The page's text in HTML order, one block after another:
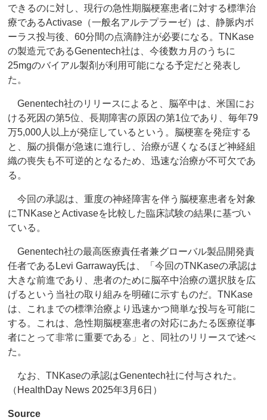
できるのに対し、現行の急性期脳梗塞患者に対する標準治
療であるActivase（一般名アルテプラーゼ）は、静脈内ボ
ーラス投与後、60分間の点滴静注が必要になる。TNKase
の製造元であるGenentech社は、今後数カ月のうちに
25mgのバイアル製剤が利用可能になる予定だと発表し
た。
Genentech社のリリースによると、脳卒中は、米国にお
ける死因の第5位、長期障害の原因の第1位であり、毎年79
万5,000人以上が発症しているという。脳梗塞を発症する
と、脳の損傷が急速に進行し、治療が遅くなるほど神経組
織の喪失も不可逆的となるため、迅速な治療が不可欠であ
る。
今回の承認は、重度の神経障害を伴う脳梗塞患者を対象
にTNKaseとActivaseを比較した臨床試験の結果に基づい
ている。
Genentech社の最高医療責任者兼グローバル製品開発責
任者であるLevi Garraway氏は、「今回のTNKaseの承認は
大きな前進であり、患者のために脳卒中治療の選択肢を広
げるという当社の取り組みを明確に示すものだ。TNKase
は、これまでの標準治療より迅速かつ簡単な投与を可能に
する。これは、急性期脳梗塞患者の対応にあたる医療従事
者にとって非常に重要である」と、同社のリリースで述べ
た。
なお、TNKaseの承認はGenentech社に付与された。
（HealthDay News 2025年3月6日）
Source